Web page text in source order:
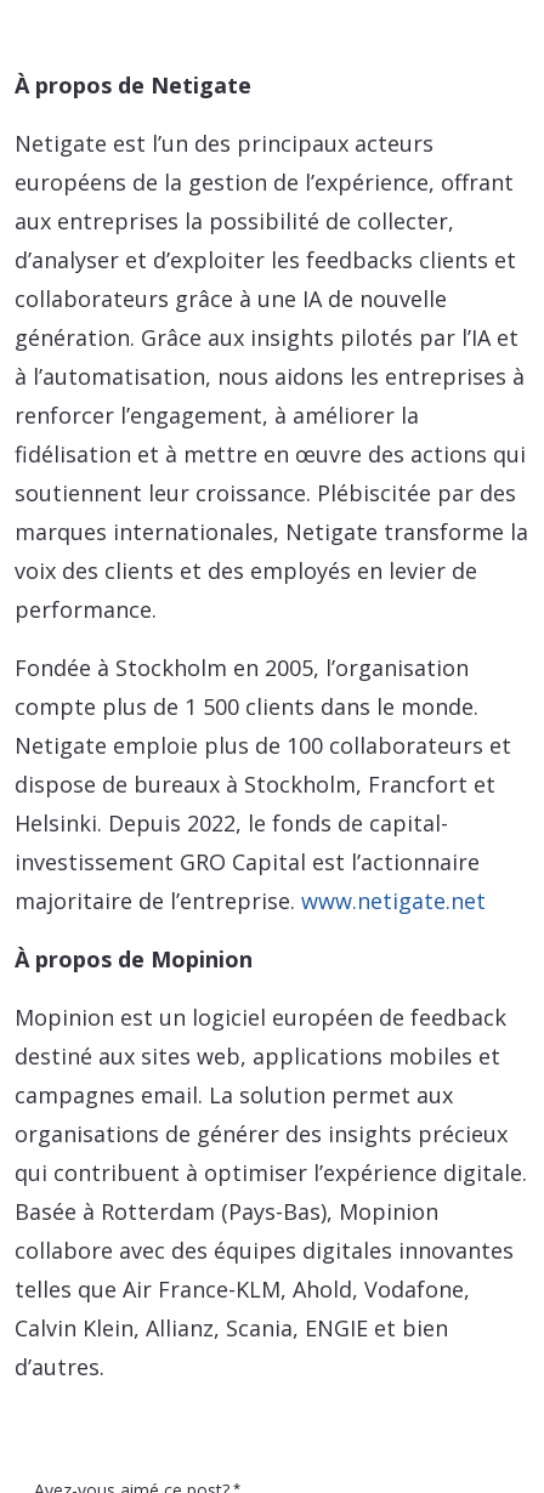
À propos de Netigate
Netigate est l’un des principaux acteurs
européens de la gestion de l’expérience, offrant
aux entreprises la possibilité de collecter,
d’analyser et d’exploiter les feedbacks clients et
collaborateurs grâce à une IA de nouvelle
génération. Grâce aux insights pilotés par l’IA et
à l’automatisation, nous aidons les entreprises à
renforcer l’engagement, à améliorer la
fidélisation et à mettre en œuvre des actions qui
soutiennent leur croissance. Plébiscitée par des
marques internationales, Netigate transforme la
voix des clients et des employés en levier de
performance.
Fondée à Stockholm en 2005, l’organisation
compte plus de 1 500 clients dans le monde.
Netigate emploie plus de 100 collaborateurs et
dispose de bureaux à Stockholm, Francfort et
Helsinki. Depuis 2022, le fonds de capital-
investissement GRO Capital est l’actionnaire
majoritaire de l’entreprise. www.netigate.net
À propos de Mopinion
Mopinion est un logiciel européen de feedback
destiné aux sites web, applications mobiles et
campagnes email. La solution permet aux
organisations de générer des insights précieux
qui contribuent à optimiser l’expérience digitale.
Basée à Rotterdam (Pays-Bas), Mopinion
collabore avec des équipes digitales innovantes
telles que Air France-KLM, Ahold, Vodafone,
Calvin Klein, Allianz, Scania, ENGIE et bien
d’autres.
*